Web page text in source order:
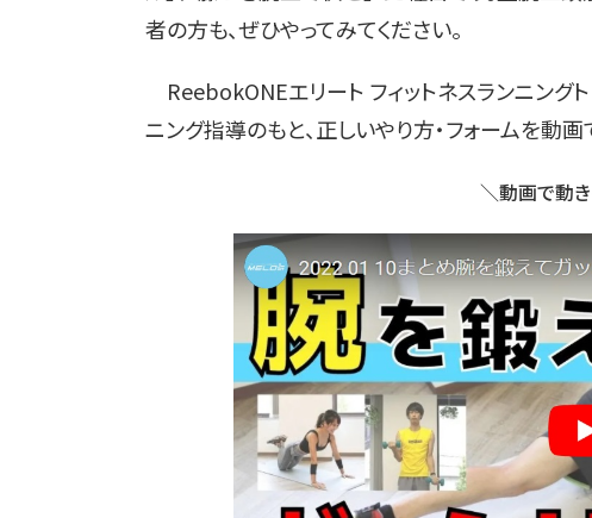
者の方も、ぜひやってみてください。
ReebokONEエリート フィットネスランニング
ニング指導のもと、正しいやり方・フォームを動画
＼動画で動